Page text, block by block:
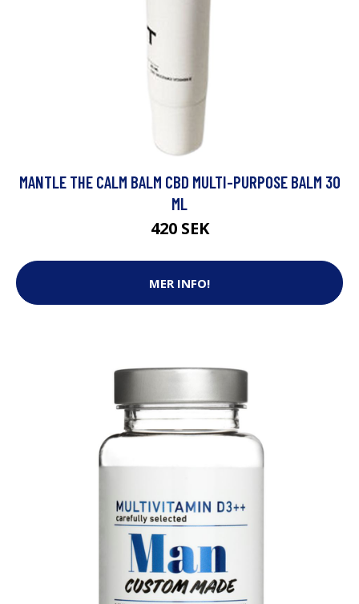
MANTLE THE CALM BALM CBD MULTI-PURPOSE BALM 30
ML
420 SEK
MER INFO!